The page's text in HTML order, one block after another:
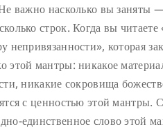
важно насколько вы заняты
строк. Когда вы
непривязанности», которая
этой мантры: никакое
никакие сокровища
с ценностью этой мантры.
единственное слово этой